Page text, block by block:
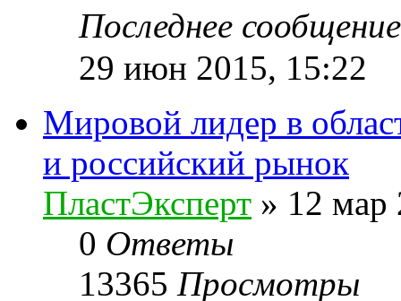
Последнее
29 июн 2015, 15:22
Мировой лидер в
и российский рынок
ПластЭксперт » 12 мар
0 Ответы
13365 Просмотры